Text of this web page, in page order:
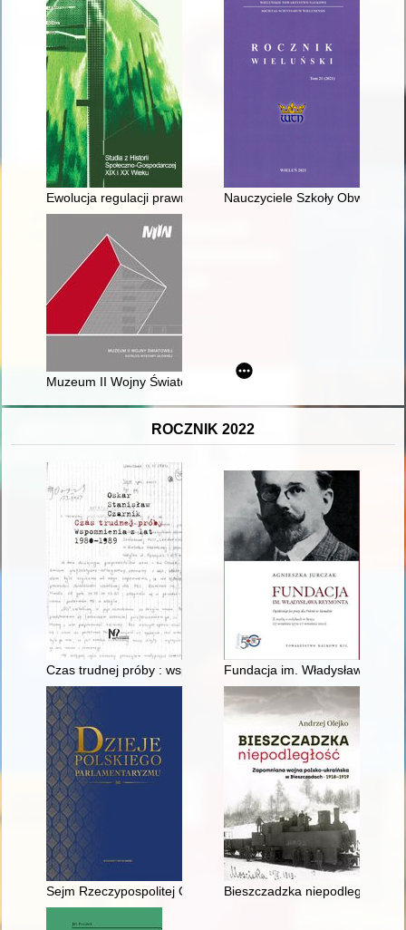
Ewolucja regulacji prawnych kąpielisk w II Rzeczypospolitej
Nauczyciele Szkoły
Muzeum II Wojny Światowej : katalog wystawy głównej
ROCZNIK 2022
Czas trudnej próby : wspomnienia z lat 1980-1989
Fundacja im. Władysława
Sejm Rzeczypospolitej Obojga Narodów (1569-1793)
Bieszczadzka niepodległość :